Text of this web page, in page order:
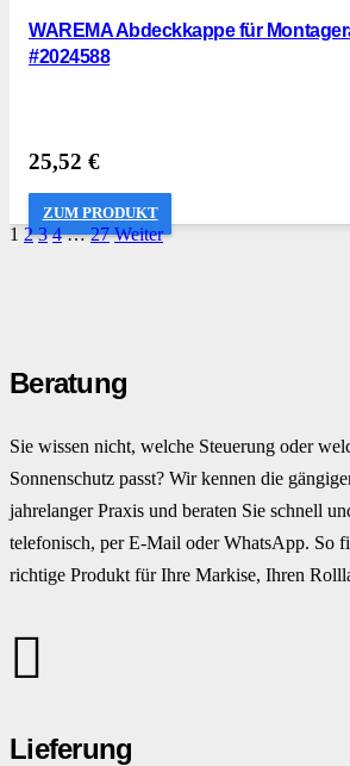
WAREMA Abdeckkappe für
#2024588
25,52 €
ZUM PRODUKT
1 2 3 4 … 27 Weiter
Beratung
Sie wissen nicht, welche Steuerung oder
Sonnenschutz passt? Wir kennen die
jahrelanger Praxis und beraten Sie schnell
telefonisch, per E-Mail oder WhatsApp. So
richtige Produkt für Ihre Markise, Ihren
Lieferung